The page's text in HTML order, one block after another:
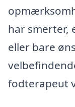
har smerter,
eller bare
fodterapeut